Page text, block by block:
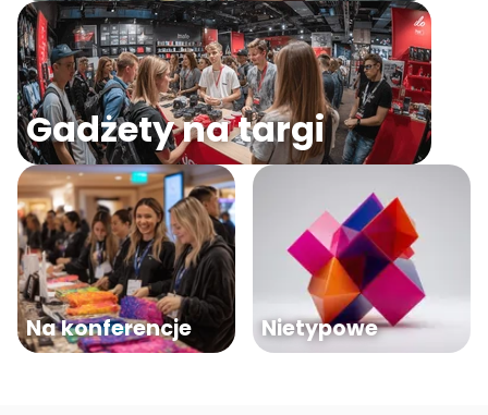
Gadżety na targi
Na konferencje Nietypowe